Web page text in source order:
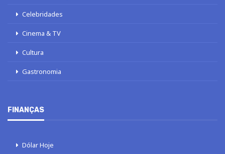
Celebridades
Cinema & TV
Cultura
Gastronomia
FINANÇAS
Dólar Hoje